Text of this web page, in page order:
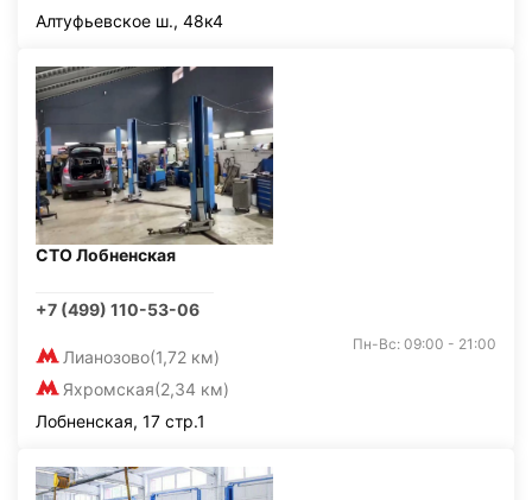
Алтуфьевское ш., 48к4
СТО Лобненская
+7 (499) 110-53-06
Лианозово(1,72 км)
Яхромская(2,34 км)
Пн-Вс: 09:00 - 21:00
Лобненская, 17 стр.1